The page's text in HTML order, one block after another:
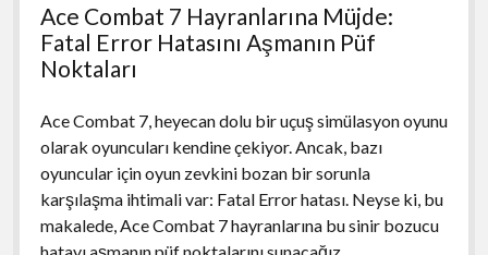
Ace Combat 7 Hayranlarına Müjde:
Fatal Error Hatasını Aşmanın Püf
Noktaları
Ace Combat 7, heyecan dolu bir uçuş simülasyon oyunu
olarak oyuncuları kendine çekiyor. Ancak, bazı
oyuncular için oyun zevkini bozan bir sorunla
karşılaşma ihtimali var: Fatal Error hatası. Neyse ki, bu
makalede, Ace Combat 7 hayranlarına bu sinir bozucu